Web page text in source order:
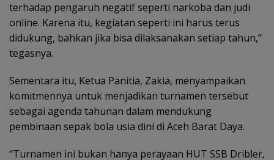
terhadap pengaruh negatif seperti narkoba dan judi
online. Karena itu, kegiatan seperti ini harus terus
didukung, bahkan jika bisa dilaksanakan setiap tahun,”
tegasnya.
Sementara itu, Ketua Panitia, Zakia, menyampaikan
komitmennya untuk menjadikan turnamen tersebut
sebagai agenda tahunan dalam mendukung
pembinaan sepak bola usia dini di Aceh Barat Daya.
“Turnamen ini bukan hanya perayaan HUT SSB Dribler,